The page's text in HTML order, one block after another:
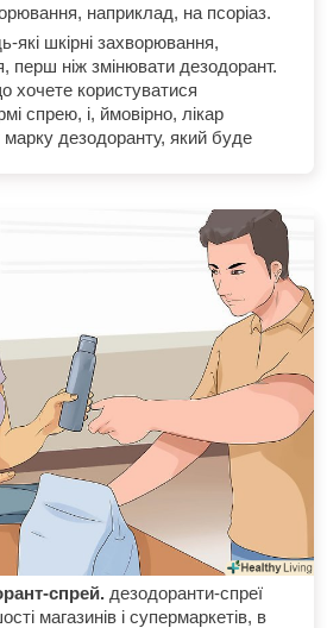
наприклад, на псоріаз.
які шкірні захворювання,
перш ніж змінювати дезодорант.
хочете користуватися
спрею, і, ймовірно, лікар
марку дезодоранту, який буде
спрей. дезодоранти-спреї
магазинів і супермаркетів, в